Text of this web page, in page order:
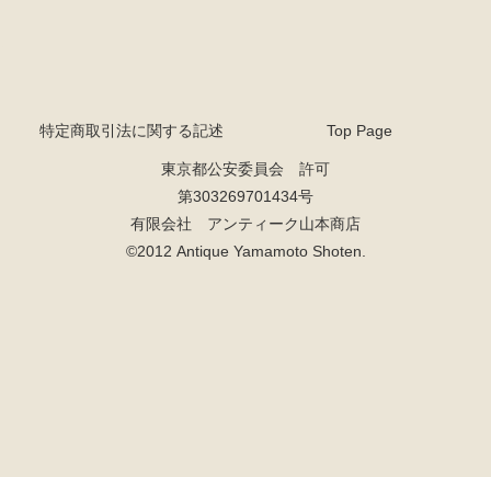
特定商取引法に関する記述 Top Page
東京都公安委員会 許可
第303269701434号
有限会社 アンティーク山本商店
©2012 Antique Yamamoto Shoten.